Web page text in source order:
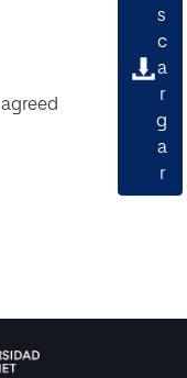
s
c
a
r
g
a
r